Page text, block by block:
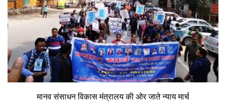
मानव संसाधन विकास मंत्रालय की ओर जाते न्याय मार्च